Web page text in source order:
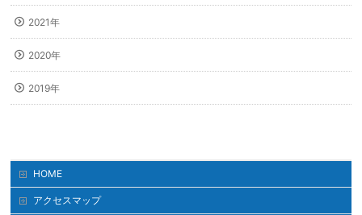
2021年
2020年
2019年
HOME
アクセスマップ